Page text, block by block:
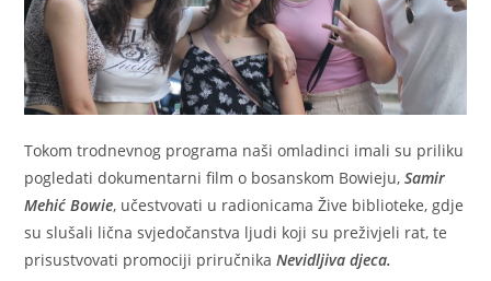
Tokom trodnevnog programa naši omladinci imali su priliku
pogledati dokumentarni film o bosanskom Bowieju,Samir
Mehić Bowie, učestvovati u radionicama Žive biblioteke, gdje
su slušali lična svjedočanstva ljudi koji su preživjeli rat, te
prisustvovati promociji priručnikaNevidljiva djeca.